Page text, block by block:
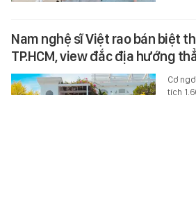
Nam nghệ sĩ Việt rao bán biệt
TP.HCM, view đắc địa hướng
Cơ
tích